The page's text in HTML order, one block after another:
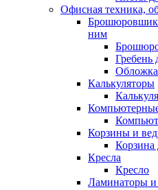
Офисная техника,
ним
Обложка
Калькуляторы
Корзины и
Корзина
Кресла
Кресло
Ламинаторы и